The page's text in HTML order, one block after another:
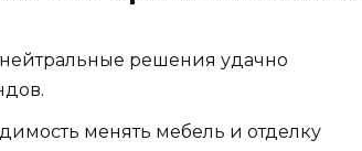
решения удачно
менять мебель и отделку